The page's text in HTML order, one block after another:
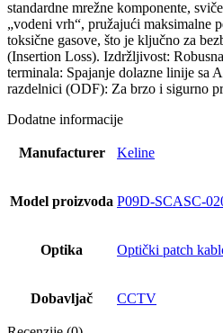
standardne mrežne komponente,
„vodeni vrh“, pružajući maksimalne
toksične gasove, što je ključno za
(Insertion Loss). Izdržljivost:
terminala: Spajanje dolazne linije sa
razdelnici (ODF): Za brzo i sigurno
Dodatne informacije
Manufacturer Keline
Model proizvoda P09D-SCASC-
Optika Optički patch
Dobavljač CCTV